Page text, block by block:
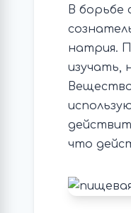
В борьбе
натрия.
изучать,
что